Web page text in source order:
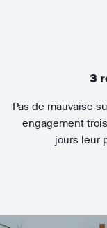
3
Pas de mauvaise
engagement
jours leur